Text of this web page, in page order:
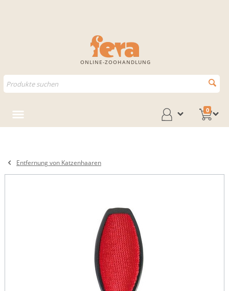
ONLINE-ZOOHANDLUNG
0
Entfernung von Katzenhaaren